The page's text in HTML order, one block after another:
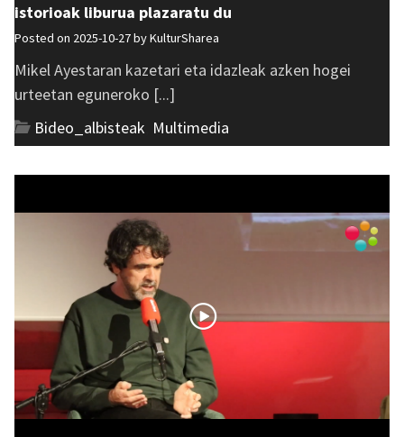
istorioak liburua plazaratu du
Posted on 2025-10-27 byKulturSharea
Mikel Ayestaran kazetari eta idazleak azken hogei
urteetan eguneroko [...]
Bideo_albisteak Multimedia